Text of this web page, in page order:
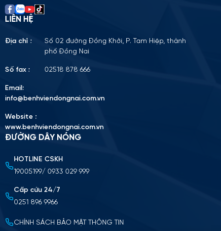
Tải lên CV (Định dạng PDF, tối đa 10MB)
Nộp cv ứng tuyển
LIÊN HỆ
Địa chỉ :
Số 02 đường Đồng Khởi, P. Tam Hiệp, thành
phố Đồng Nai
Số fax : 02518 878 666
Email:
info@benhviendongnai.com.vn
Website :
www.benhviendongnai.com.vn
ĐƯỜNG DÂY NÓNG
HOTLINE CSKH
19005199/ 0933 029 999
Cấp cứu 24/7
0251 896 9966
CHÍNH SÁCH BẢO MẬT THÔNG TIN